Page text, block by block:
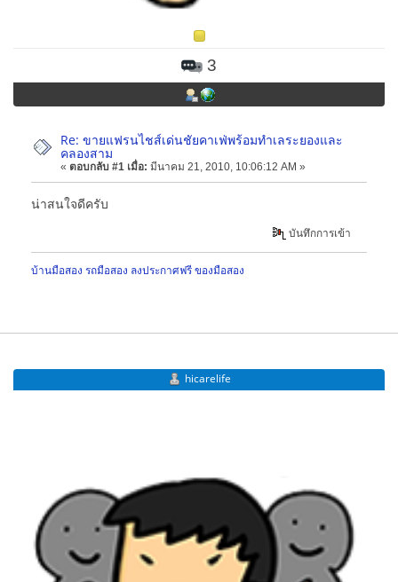
3
Re: ขายแฟรนไชส์เด่นชัยคาเฟ่พร้อมทำเลระยองและ
คลองสาม
« ตอบกลับ #1 เมื่อ: มีนาคม 21, 2010, 10:06:12 AM »
น่าสนใจดีครับ
บันทึกการเข้า
บ้านมือสอง รถมือสอง ลงประกาศฟรีของมือสอง
hicarelife